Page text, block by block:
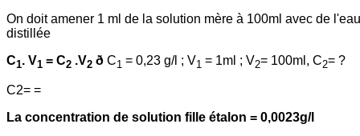
On doit amener 1 ml de la solution mère à 100ml avec de l'eau
distillée
C1. V1 = C2 .V2 ð C1 = 0,23 g/l ; V1 = 1ml ; V2= 100ml, C2= ?
C2= =
La concentration de solution fille étalon = 0,0023g/l